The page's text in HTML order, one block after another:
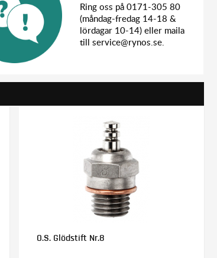
Ring oss på 0171-305 80
(måndag-fredag 14-18 &
lördagar 10-14) eller maila
till service@rynos.se.
O.S. Glödstift Nr.8